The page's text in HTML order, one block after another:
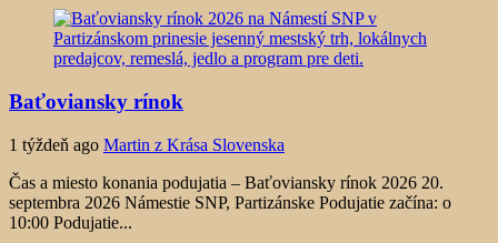
Baťoviansky rínok
1 týždeň ago Martin z Krása Slovenska
Čas a miesto konania podujatia – Baťoviansky rínok 2026 20.
septembra 2026 Námestie SNP, Partizánske Podujatie začína: o
10:00 Podujatie...